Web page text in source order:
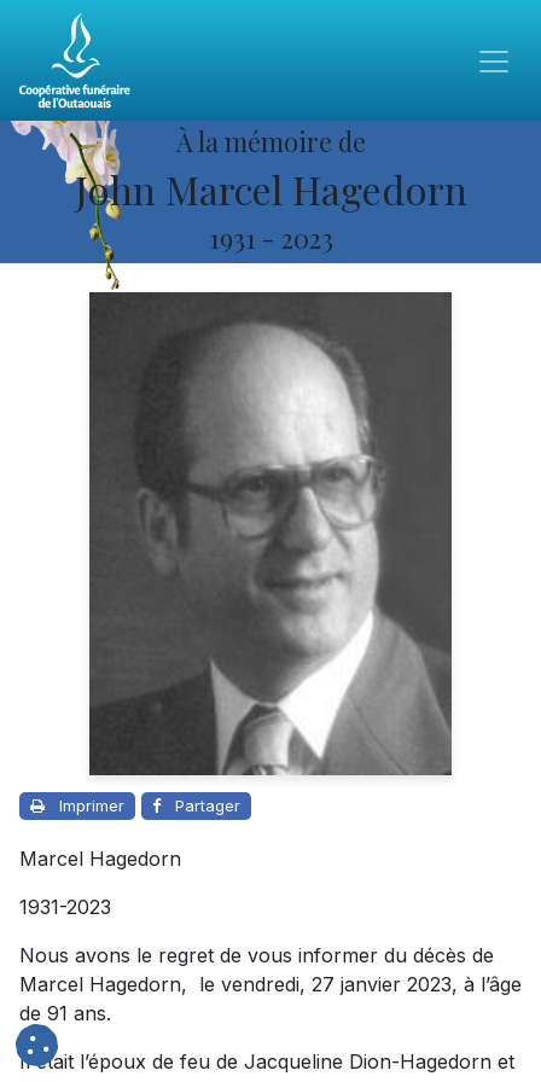
À la mémoire de
John Marcel Hagedorn
1931 - 2023
Imprimer Partager
Marcel Hagedorn
1931-2023
Nous avons le regret de vous informer du décès de
Marcel Hagedorn, le vendredi, 27 janvier 2023, à l’âge
de 91 ans.
Il était l’époux de feu de Jacqueline Dion-Hagedorn et